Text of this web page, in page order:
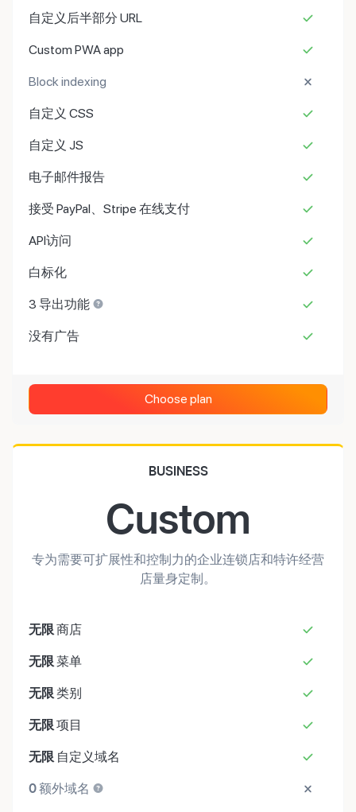
自定义后半部分 URL
Custom PWA app
Block indexing
自定义 CSS
自定义 JS
电子邮件报告
接受 PayPal、Stripe 在线支付
API访问
白标化
3 导出功能
没有广告
Choose plan
BUSINESS
Custom
专为需要可扩展性和控制力的企业连锁店和特许经营
店量身定制。
无限商店
无限菜单
无限类别
无限项目
无限 自定义域名
0额外域名